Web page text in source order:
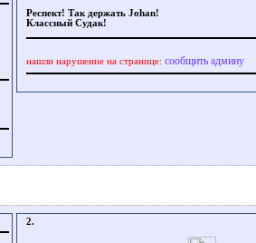
Респект! Так держать Johan!
Классный Судак!
нашли нарушение на странице: сообщить админу
2.